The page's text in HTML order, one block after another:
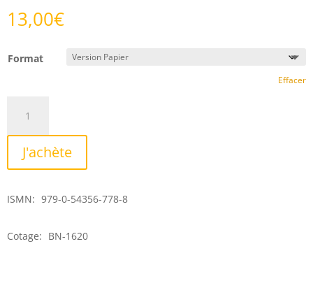
13,00€
Format
Effacer
Quartes
table
J'achète
ISMN: 979-0-54356-778-8
Cotage: BN-1620